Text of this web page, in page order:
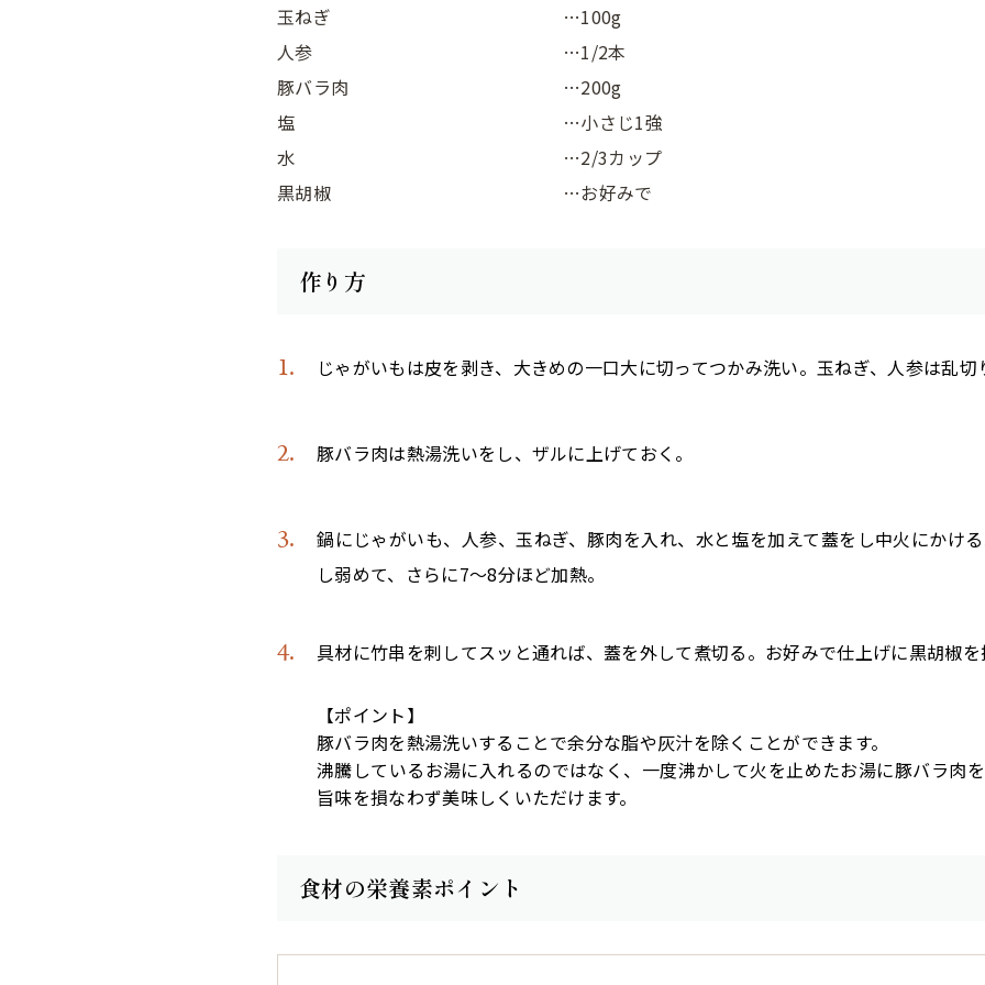
玉ねぎ
…100g
人参
…1/2本
豚バラ肉
…200g
塩
…小さじ1強
水
…2/3カップ
黒胡椒
…お好みで
作り方
じゃがいもは皮を剥き、大きめの一口大に切ってつかみ洗い。玉ねぎ、人参は乱切
豚バラ肉は熱湯洗いをし、ザルに上げておく。
鍋にじゃがいも、人参、玉ねぎ、豚肉を入れ、水と塩を加えて蓋をし中火にかけ
し弱めて、さらに7～8分ほど加熱。
具材に竹串を刺してスッと通れば、蓋を外して煮切る。お好みで仕上げに黒胡椒を
【ポイント】
豚バラ肉を熱湯洗いすることで余分な脂や灰汁を除くことができます。
沸騰しているお湯に入れるのではなく、一度沸かして火を止めたお湯に豚バラ肉
旨味を損なわず美味しくいただけます。
食材の栄養素ポイント